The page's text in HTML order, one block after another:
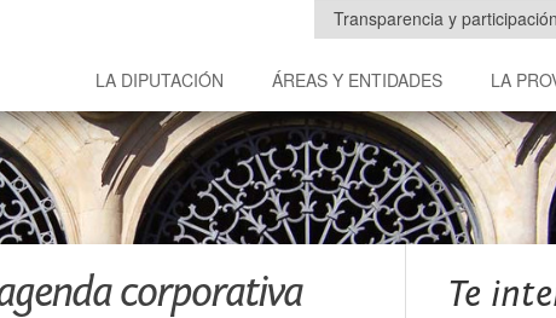
Transparencia y participación
LA DIPUTACIÓN ÁREAS Y ENTIDADES LA
corporativa Te